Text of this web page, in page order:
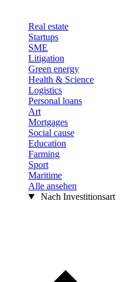
Real estate
Startups
SME
Litigation
Green energy
Health & Science
Logistics
Personal loans
Art
Mortgages
Social cause
Education
Farming
Sport
Maritime
Alle ansehen
Nach Investitionsart